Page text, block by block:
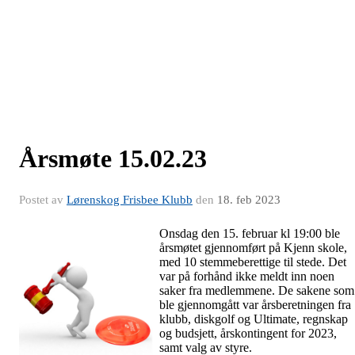
Årsmøte 15.02.23
Postet av Lørenskog Frisbee Klubb den 18. feb 2023
Onsdag den 15. februar kl 19:00 ble
årsmøtet gjennomført på Kjenn skole,
med 10 stemmeberettige til stede. Det
var på forhånd ikke meldt inn noen
saker fra medlemmene. De sakene som
ble gjennomgått var årsberetningen fra
klubb, diskgolf og Ultimate, regnskap
og budsjett, årskontingent for 2023,
samt valg av styre.